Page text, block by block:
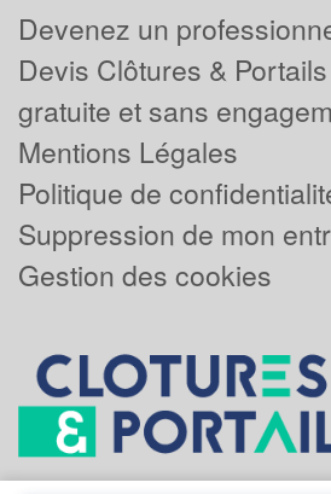
Devenez un
Devis Clôtures &
gratuite et sans
Mentions Légales
Politique de
Suppression de mon
Gestion des cookies